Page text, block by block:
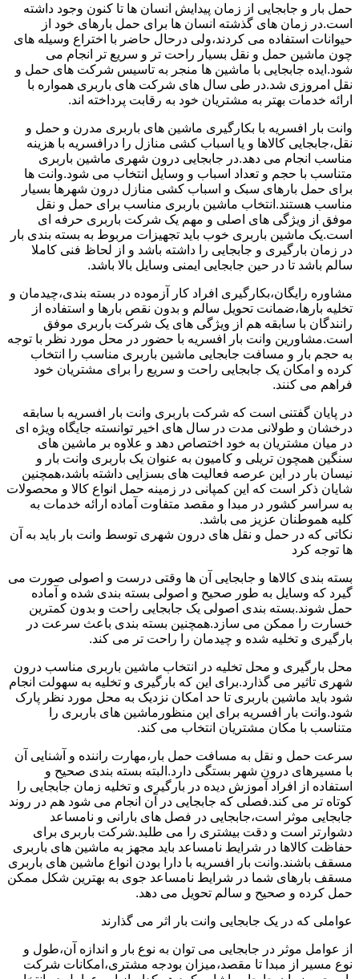
حمل بار و جابجایی از زمان پیدایش انسان ها تا کنون وجود داشته
است.در زمان های گذشته انسان ها برای حمل بارهای خود از
حیوانات استفاده می کردند،ولی درحال حاضر با اختراع وسیله های
چون ماشین حمل و نقل بسیار راحت تر و سریع تر انجام می
شود.ایده جابجایی با ماشین ها منجر به تاسیس شرکت های حمل و
نقل امروزی شد.در طی سال های شرکت های باربری همواره با
ارائه خدمات بهتر به مشتریان خود به رقابت پرداخته اند.
وانت بار افسریه با بکارگیری ماشین های باربری مدرن و حمل و
نقل،جابجایی کالاها و یا اسباب کشی منازل را درافسریه با هزینه
مناسب انجام می دهد.در جابجایی درون شهری ماشین باربری
متناسب با حجم و تعداد اسباب و وسایل انتخاب می شود.وانت ها
برای حمل بارهای سبک و اسباب کشی منازل درون شهرها بسیار
مناسب هستند.انتخاب ماشین باربری مناسب برای حمل و نقل
موفق از ویژگی های اصلی و مهم یک شرکت باربری حرفه ای
است.یک ماشین باربری خوب باید تجهیزات مربوط به بسته بندی بار
در زمان بارگیری و جابجایی را داشته باشد و از لحاظ فنی کاملا
سالم باشد تا در حین جابجایی ایمنی وسایل بالا باشد.
مشاوره رایگان،بکارگیری افراد کار آزموده در بسته بندی،چیدمان و
تخلیه بارها،ضمانت تحویل سالم و بدون نقص بارها و استفاده از
رانندگان با سابقه هم از ویژگی های یک شرکت باربری موفق
است.مشاورین وانت بار افسریه با حضور در محل مورد نظر با توجه
به حجم بار و مسافت جابجایی ماشین باربری مناسب را انتخاب
کرده و امکان یک جابجایی راحت و سریع را برای مشتریان خود
فراهم می کنند.
در پایان گفتنی است که شرکت باربری وانت بار افسریه با سابقه
درخشان و طولانی مدت در سال های اخیر توانسته جایگاه ویژه ای
در میان مشتریان به خود اختصاص دهد و علاوه بر ماشین های
سنگین همچون تریلی و کامیون به عنوان یک باربری وانت بار و
نیسان بار در این عرصه فعالیت های بسزایی داشته باشد،همچنین
شایان ذکر است که این کمپانی در زمینه حمل انواع کالا و محصولات
به سراسر کشور در مبدا و مقصد متفاوت آماده ارائه خدمات به
کلیه هموطنان عزیز می باشد.
نکاتی که در حمل و نقل های درون شهری توسط وانت بار باید به آن
ها توجه کرد
بسته بندی کالاها و جابجایی آن ها وقتی درست و اصولی صورت می
گیرد که وسایل به طور صحیح و اصولی بسته بندی شده و آماده
حمل شوند.بسته بندی اصولی یک جابجایی راحت و بدون کمترین
خسارت را ممکن می سازد.همچنین بسته بندی باعث سرعت در
بارگیری و تخلیه شده و چیدمان را راحت تر می کند.
محل بارگیری و محل تخلیه در انتخاب ماشین باربری مناسب درون
شهری تاثیر می گذارد.برای این که بارگیری و تخلیه به سهولت انجام
شود باید ماشین باربری تا حد امکان نزدیک به محل مورد نظر پارک
شود.وانت بار افسریه برای این منظورماشین های باربری را
متناسب با مکان مشتریان انتخاب می کند.
سرعت حمل و نقل به مسافت حمل بار،مهارت راننده و آشنایی آن
با مسیرهای درون شهر بستگی دارد.البته بسته بندی صحیح و
استفاده از افراد آموزش دیده در بارگیری و تخلیه زمان جابجایی را
کوتاه تر می کند.فصلی که جابجایی در آن انجام می شود هم در روند
جابجایی موثر است،جابجایی در فصل های بارانی و نامساعد
دشوارتر است و دقت بیشتری را می طلبد.شرکت باربری برای
حفاظت کالاها در شرایط نامساعد باید مجهز به ماشین های باربری
مسقف باشند.وانت بار افسریه با دارا بودن انواع ماشین های باربری
مسقف بارهای شما در شرایط نامساعد جوی به بهترین شکل ممکن
حمل کرده و صحیح و سالم تحویل می دهد.
عواملی که در یک جابجایی وانت بار اثر می گذارند
از عوامل موثر در جابجایی می توان به نوع بار و اندازه آن،طول و
نوع مسیر از مبدا تا مقصد،میزان بودجه مشتری،امکانات شرکت